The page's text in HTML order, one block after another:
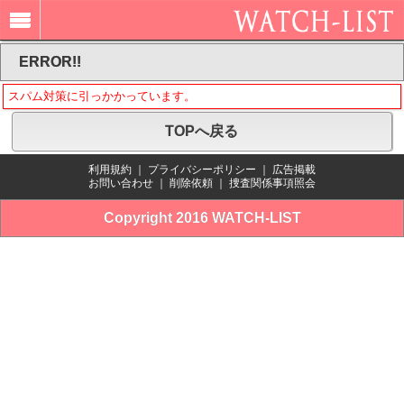
ERROR!!
スパム対策に引っかかっています。
TOPへ戻る
利用規約 プライバシーポリシー
広告掲載
お問い合わせ
削除依頼 捜査関係事項照会
Copyright 2016 WATCH-LIST